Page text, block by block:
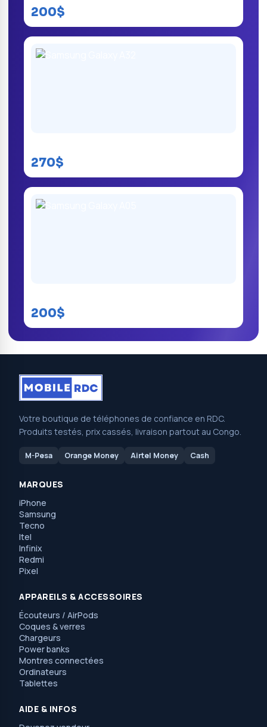
200$
270$
200$
Votre boutique de téléphones de confiance en RDC.
Produits testés, prix cassés, livraison partout au Congo.
M-Pesa Orange Money Airtel Money Cash
MARQUES
iPhone
Samsung
Tecno
Itel
Infinix
Redmi
Pixel
APPAREILS & ACCESSOIRES
Écouteurs / AirPods
Coques & verres
Chargeurs
Power banks
Montres connectées
Ordinateurs
Tablettes
AIDE & INFOS